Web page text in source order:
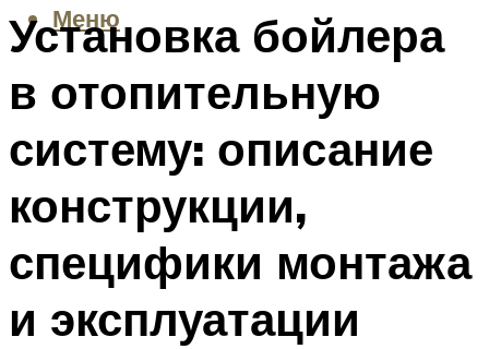
Меню
Установка бойлера
в отопительную
систему: описание
конструкции,
специфики монтажа
и эксплуатации